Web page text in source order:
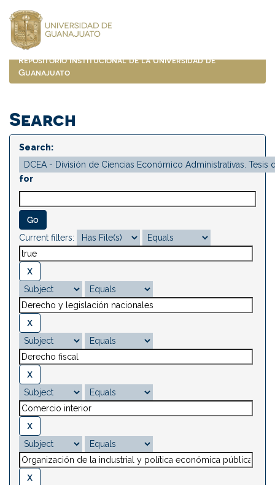
navigation
Repositorio Institucional de la Universidad de
Guanajuato
Search
Search:
for
Current filters: